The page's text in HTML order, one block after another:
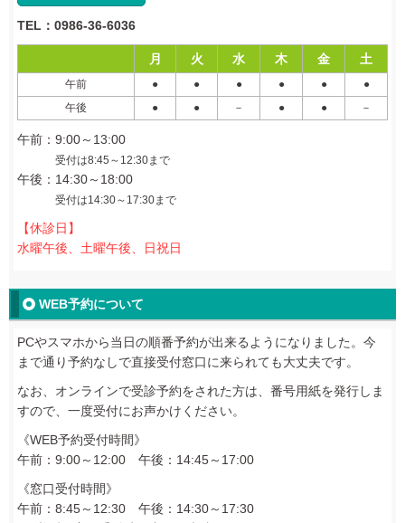
TEL：0986-36-6036
月 火 水 木 金 土
午前 ● ● ● ● ●
●
午後
● ● － ● ● －
午前：9:00～13:00
受付は8:45～12:30まで
午後：14:30～18:00
受付は14:30～17:30まで
【休診日】
水曜午後、土曜午後、日祝日
WEB予約について
PCやスマホから当日の順番予約が出来るようになりました。今
まで通り予約なしで直接受付窓口に来られても大丈夫です。
なお、オンラインで受診予約をされた方は、番号用紙を発行しま
すので、一度受付にお声かけください。
《WEB予約受付時間》
午前：9:00～12:00 午後：14:45～17:00
《窓口受付時間》
午前：8:45～12:30 午後：14:30～17:30